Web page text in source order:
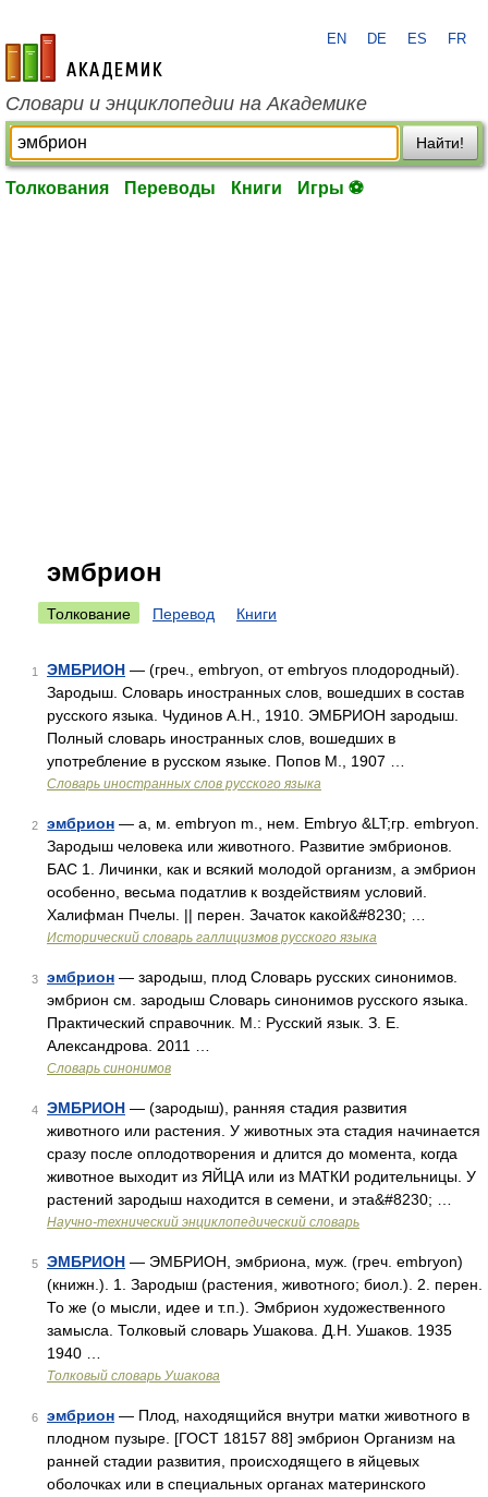
academic.ru
EN DE ES FR
Словари и энциклопедии на Академике
Найти!
Толкования Переводы Книги Игры ⚽
эмбрион
Толкование Перевод Книги
1 ЭМБРИОН — (греч., embryon, от embryos плодородный).
Зародыш. Словарь иностранных слов, вошедших в состав
русского языка. Чудинов А.Н., 1910. ЭМБРИОН зародыш.
Полный словарь иностранных слов, вошедших в
употребление в русском языке. Попов М., 1907 …
Словарь иностранных слов русского языка
2 эмбрион — а, м. embryon m., нем. Embryo &LT;гр. embryon.
Зародыш человека или животного. Развитие эмбрионов.
БАС 1. Личинки, как и всякий молодой организм, а эмбрион
особенно, весьма податлив к воздействиям условий.
Халифман Пчелы. || перен. Зачаток какой&#8230; …
Исторический словарь галлицизмов русского языка
3 эмбрион — зародыш, плод Словарь русских синонимов.
эмбрион см. зародыш Словарь синонимов русского языка.
Практический справочник. М.: Русский язык. З. Е.
Александрова. 2011 …
Словарь синонимов
4 ЭМБРИОН — (зародыш), ранняя стадия развития
животного или растения. У животных эта стадия начинается
сразу после оплодотворения и длится до момента, когда
животное выходит из ЯЙЦА или из МАТКИ родительницы. У
растений зародыш находится в семени, и эта&#8230; …
Научно-технический энциклопедический словарь
5 ЭМБРИОН — ЭМБРИОН, эмбриона, муж. (греч. embryon)
(книжн.). 1. Зародыш (растения, животного; биол.). 2. перен.
То же (о мысли, идее и т.п.). Эмбрион художественного
замысла. Толковый словарь Ушакова. Д.Н. Ушаков. 1935
1940 …
Толковый словарь Ушакова
6 эмбрион — Плод, находящийся внутри матки животного в
плодном пузыре. [ГОСТ 18157 88] эмбрион Организм на
ранней стадии развития, происходящего в яйцевых
оболочках или в специальных органах материнского